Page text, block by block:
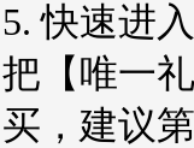
5. 快速进
把【唯一
买，建议